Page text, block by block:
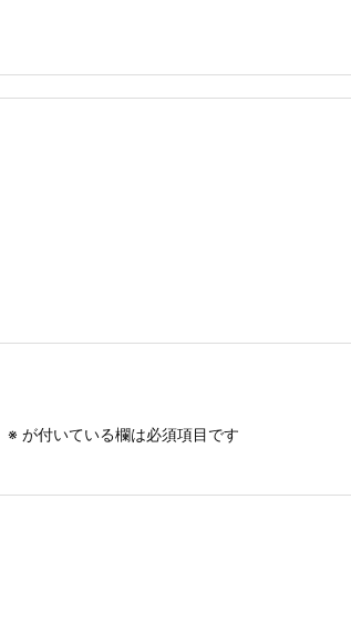
※ が付いている欄は必須項目です